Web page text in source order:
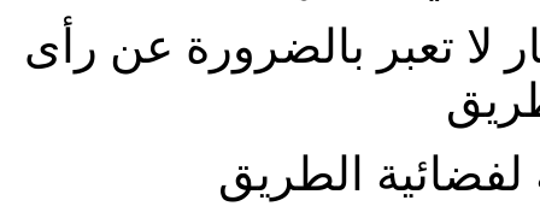
لا تعبر بالضرورة عن رأى
الطريق